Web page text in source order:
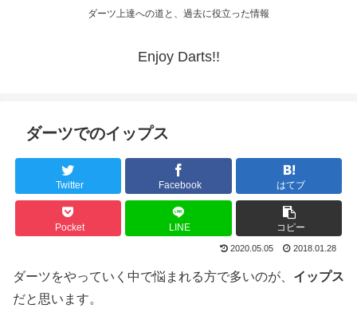
ダーツ上達への道と、過去に役立った情報
Enjoy Darts!!
ダーツでのイップス
Twitter Facebook はてブ
Pocket LINE コピー
2020.05.05 2018.01.28
ダーツをやっていく中で悩まれる方で多いのが、 イップス
だと思います。